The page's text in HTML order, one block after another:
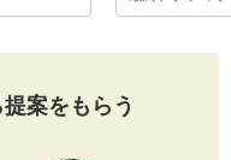
案をもらう